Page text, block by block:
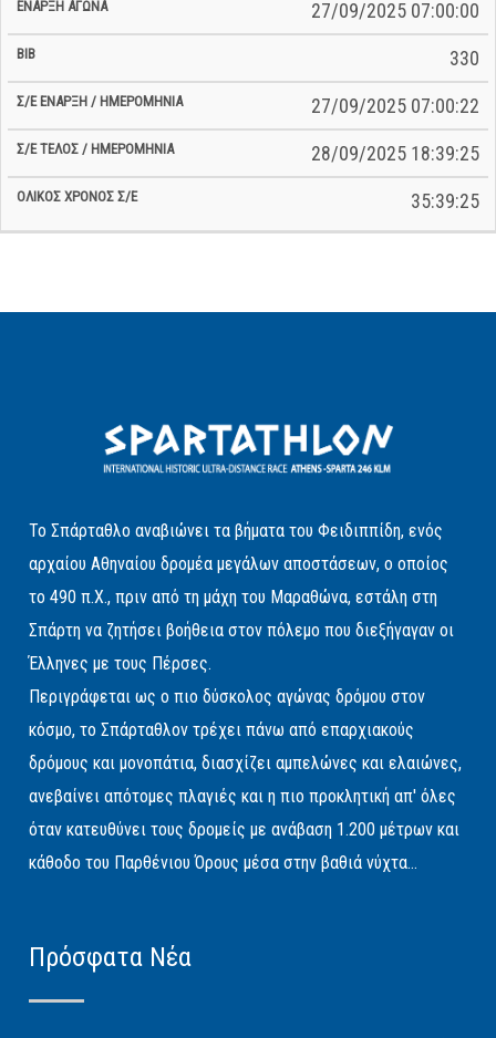
27/09/2025 07:00:00
330
27/09/2025 07:00:22
28/09/2025 18:39:25
35:39:25
Το Σπάρταθλο αναβιώνει τα βήματα του Φειδιππίδη, ενός
αρχαίου Αθηναίου δρομέα μεγάλων αποστάσεων, ο οποίος
το 490 π.Χ., πριν από τη μάχη του Μαραθώνα, εστάλη στη
Σπάρτη να ζητήσει βοήθεια στον πόλεμο που διεξήγαγαν οι
Έλληνες με τους Πέρσες.
Περιγράφεται ως ο πιο δύσκολος αγώνας δρόμου στον
κόσμο, το Σπάρταθλον τρέχει πάνω από επαρχιακούς
δρόμους και μονοπάτια, διασχίζει αμπελώνες και ελαιώνες,
ανεβαίνει απότομες πλαγιές και η πιο προκλητική απ' όλες
όταν κατευθύνει τους δρομείς με ανάβαση 1.200 μέτρων και
κάθοδο του Παρθένιου Όρους μέσα στην βαθιά νύχτα...
Πρόσφατα Νέα